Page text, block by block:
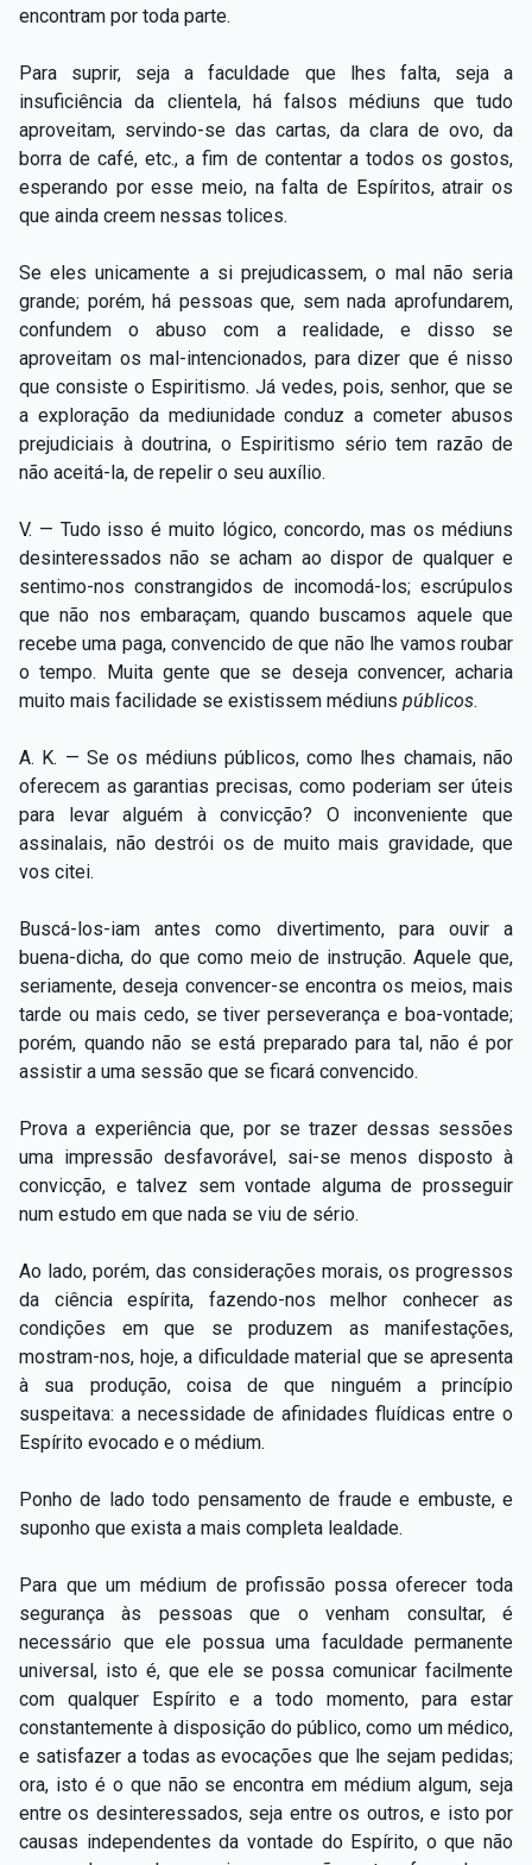
encontram por toda parte.
Para suprir, seja a faculdade que lhes falta, seja a
insuficiência da clientela, há falsos médiuns que tudo
aproveitam, servindo-se das cartas, da clara de ovo, da
borra de café, etc., a fim de contentar a todos os gostos,
esperando por esse meio, na falta de Espíritos, atrair os
que ainda creem nessas tolices.
Se eles unicamente a si prejudicassem, o mal não seria
grande; porém, há pessoas que, sem nada aprofundarem,
confundem o abuso com a realidade, e disso se
aproveitam os mal-intencionados, para dizer que é nisso
que consiste o Espiritismo. Já vedes, pois, senhor, que se
a exploração da mediunidade conduz a cometer abusos
prejudiciais à doutrina, o Espiritismo sério tem razão de
não aceitá-la, de repelir o seu auxílio.
V. — Tudo isso é muito lógico, concordo, mas os médiuns
desinteressados não se acham ao dispor de qualquer e
sentimo-nos constrangidos de incomodá-los; escrúpulos
que não nos embaraçam, quando buscamos aquele que
recebe uma paga, convencido de que não lhe vamos roubar
o tempo. Muita gente que se deseja convencer, acharia
muito mais facilidade se existissem médiuns públicos.
A. K. — Se os médiuns públicos, como lhes chamais, não
oferecem as garantias precisas, como poderiam ser úteis
para levar alguém à convicção? O inconveniente que
assinalais, não destrói os de muito mais gravidade, que
vos citei.
Buscá-los-iam antes como divertimento, para ouvir a
buena-dicha, do que como meio de instrução. Aquele que,
seriamente, deseja convencer-se encontra os meios, mais
tarde ou mais cedo, se tiver perseverança e boa-vontade;
porém, quando não se está preparado para tal, não é por
assistir a uma sessão que se ficará convencido.
Prova a experiência que, por se trazer dessas sessões
uma impressão desfavorável, sai-se menos disposto à
convicção, e talvez sem vontade alguma de prosseguir
num estudo em que nada se viu de sério.
Ao lado, porém, das considerações morais, os progressos
da ciência espírita, fazendo-nos melhor conhecer as
condições em que se produzem as manifestações,
mostram-nos, hoje, a dificuldade material que se apresenta
à sua produção, coisa de que ninguém a princípio
suspeitava: a necessidade de afinidades fluídicas entre o
Espírito evocado e o médium.
Ponho de lado todo pensamento de fraude e embuste, e
suponho que exista a mais completa lealdade.
Para que um médium de profissão possa oferecer toda
segurança às pessoas que o venham consultar, é
necessário que ele possua uma faculdade permanente
universal, isto é, que ele se possa comunicar facilmente
com qualquer Espírito e a todo momento, para estar
constantemente à disposição do público, como um médico,
e satisfazer a todas as evocações que lhe sejam pedidas;
ora, isto é o que não se encontra em médium algum, seja
entre os desinteressados, seja entre os outros, e isto por
causas independentes da vontade do Espírito, o que não